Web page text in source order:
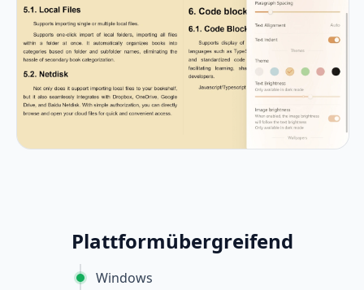
Plattformübergreifend
Windows